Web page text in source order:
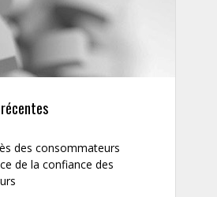
des consommateurs
de la confiance des